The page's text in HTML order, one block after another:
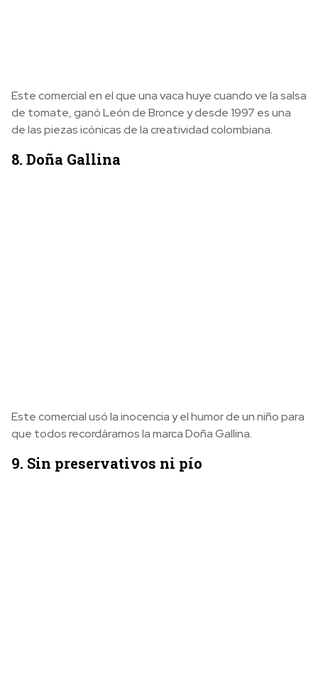
Este comercial en el que una vaca huye cuando ve la salsa
de tomate, ganó León de Bronce y desde 1997 es una
de las piezas icónicas de la creatividad colombiana.
8. Doña Gallina
Este comercial usó la inocencia y el humor de un niño para
que todos recordáramos la marca Doña Gallina.
9. Sin preservativos ni pío